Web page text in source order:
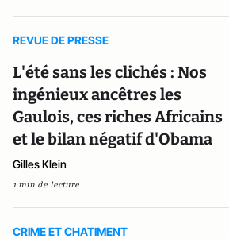
REVUE DE PRESSE
L'été sans les clichés : Nos
ingénieux ancêtres les
Gaulois, ces riches Africains
et le bilan négatif d'Obama
Gilles Klein
1 min de lecture
CRIME ET CHATIMENT